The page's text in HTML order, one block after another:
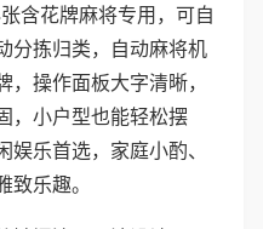
含花牌麻将专用，可自
分拣归类，自动麻将机
操作面板大字清晰，
，小户型也能轻松摆
乐首选，家庭小酌、
乐趣。